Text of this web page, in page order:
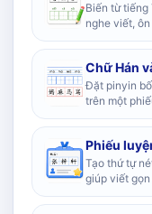
Biến từ
nghe viết,
Chữ Hán
Đặt pinyin
trên một
Phiếu
Tạo thứ tự
giúp viết